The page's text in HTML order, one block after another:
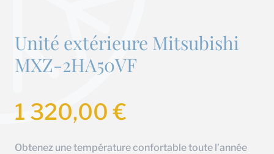
Unité extérieure Mitsubishi
MXZ-2HA50VF
1 320,00€
Obtenez une température confortable toute l’année